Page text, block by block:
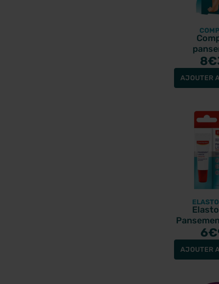
format
8
AJOUTER
6
AJOUTER